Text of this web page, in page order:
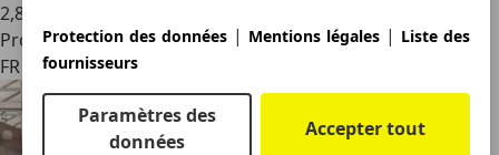
2,8
Professionnel
FR 92100
Protection des données | Mentions légales | Liste des
fournisseurs
Paramètres des
données
Accepter tout